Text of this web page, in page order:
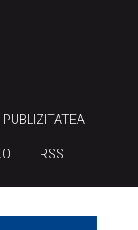
PUBLIZITATEA
RSS